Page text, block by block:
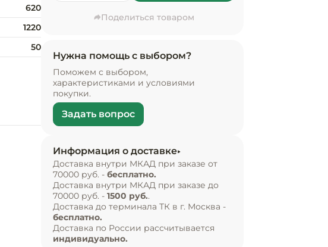
620
1220
50
Поделиться товаром
Нужна помощь с выбором?
Поможем с выбором,
характеристиками и условиями
покупки.
Задать вопрос
Информация о доставке
Доставка внутри МКАД при заказе от
70000 руб. - бесплатно.
Доставка внутри МКАД при заказе до
70000 руб. - 1500 руб..
Доставка до терминала ТК в г. Москва -
бесплатно.
Доставка по России рассчитывается
индивидуально.